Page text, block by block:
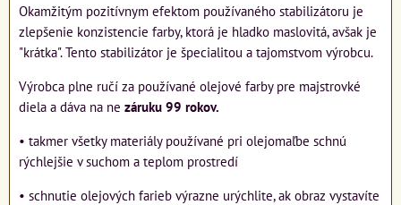
Okamžitým pozitívnym efektom používaného stabilizátoru je
zlepšenie konzistencie farby, ktorá je hladko maslovitá, avšak je
"krátka". Tento stabilizátor je špecialitou a tajomstvom výrobcu.
Výrobca plne ručí za používané olejové farby pre majstrovké
diela a dáva na ne záruku 99 rokov.
• takmer všetky materiály používané pri olejomaľbe schnú
rýchlejšie v suchom a teplom prostredí
• schnutie olejových farieb výrazne urýchlite, ak obraz vystavíte